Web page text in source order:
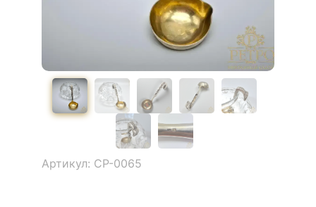
Артикул: СР-0065